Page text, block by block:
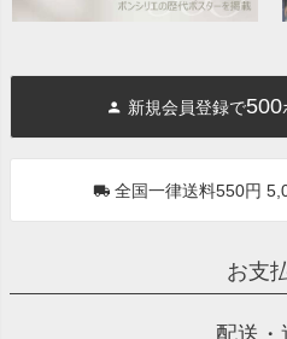
新規会員登録で500
全国一律送料550円
お支